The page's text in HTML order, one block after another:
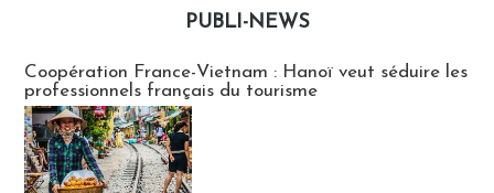
PUBLI-NEWS
Coopération France-Vietnam : Hanoï veut séduire les
professionnels français du tourisme